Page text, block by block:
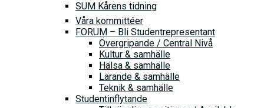
SUM Kårens tidning
Våra kommittéer
FORUM – Bli Studentrepresentant
Övergripande / Central Nivå
Kultur & samhälle
Hälsa & samhälle
Lärande & samhälle
Teknik & samhälle
Studentinflytande